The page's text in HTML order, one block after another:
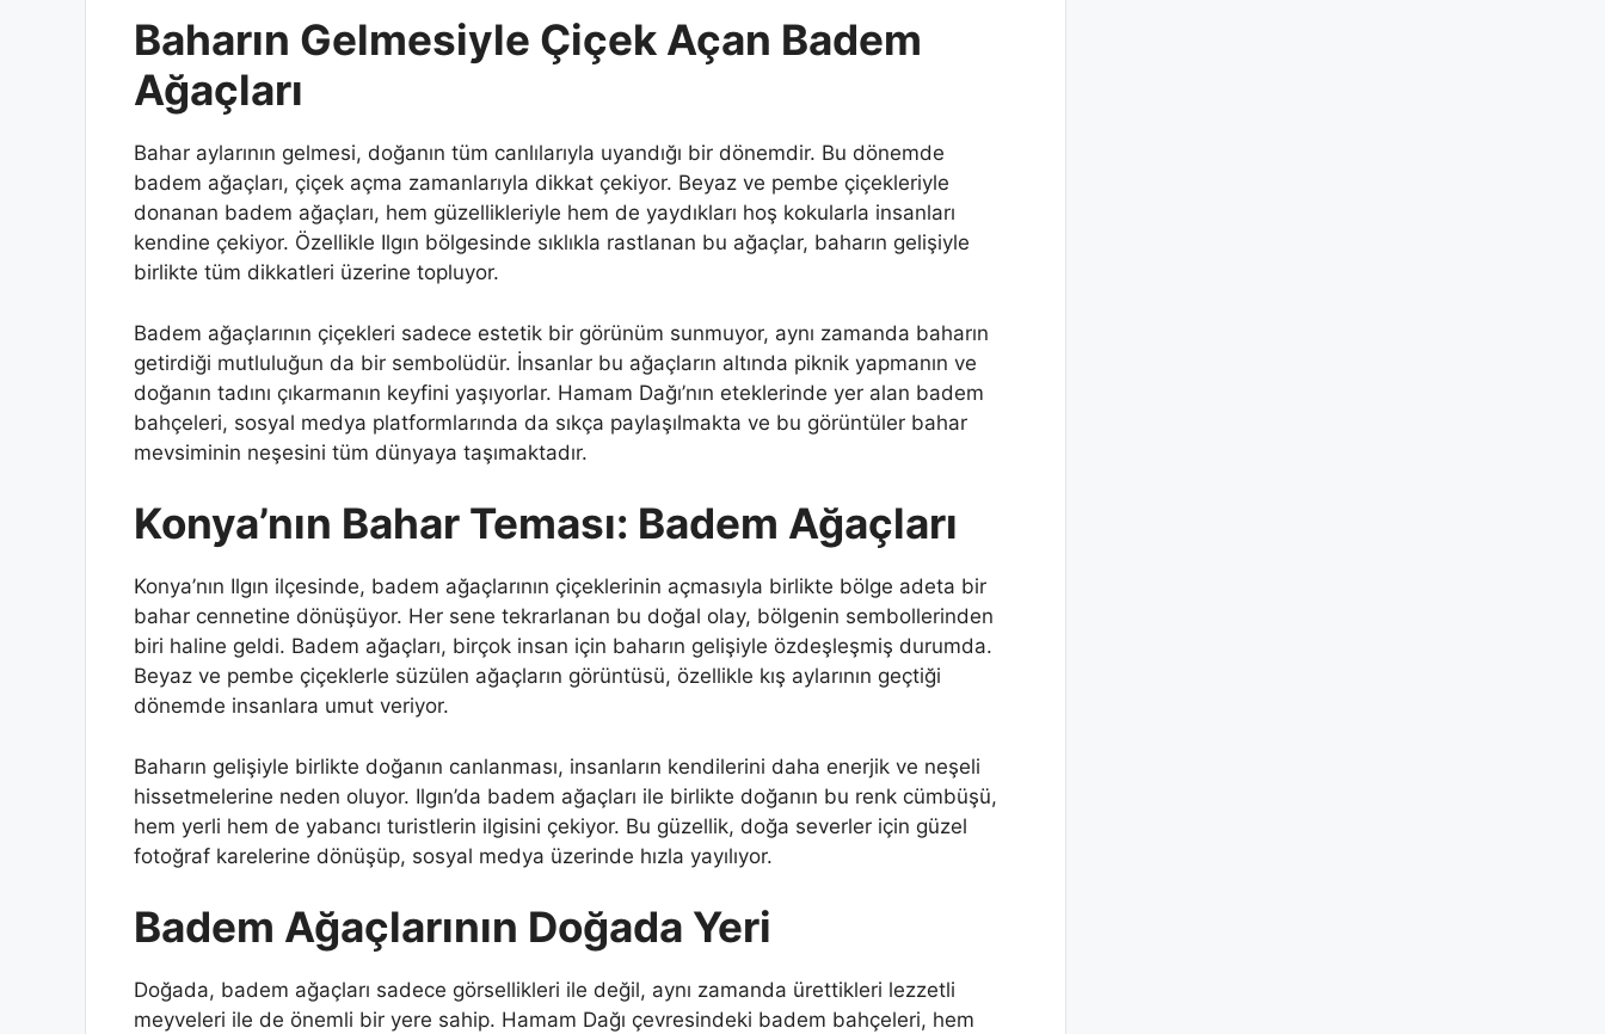
Baharın Gelmesiyle Çiçek Açan Badem
Ağaçları
Bahar aylarının gelmesi, doğanın tüm canlılarıyla uyandığı bir dönemdir. Bu dönemde
badem ağaçları, çiçek açma zamanlarıyla dikkat çekiyor. Beyaz ve pembe çiçekleriyle
donanan badem ağaçları, hem güzellikleriyle hem de yaydıkları hoş kokularla insanları
kendine çekiyor. Özellikle Ilgın bölgesinde sıklıkla rastlanan bu ağaçlar, baharın gelişiyle
birlikte tüm dikkatleri üzerine topluyor.
Badem ağaçlarının çiçekleri sadece estetik bir görünüm sunmuyor, aynı zamanda baharın
getirdiği mutluluğun da bir sembolüdür. İnsanlar bu ağaçların altında piknik yapmanın ve
doğanın tadını çıkarmanın keyfini yaşıyorlar. Hamam Dağı’nın eteklerinde yer alan badem
bahçeleri, sosyal medya platformlarında da sıkça paylaşılmakta ve bu görüntüler bahar
mevsiminin neşesini tüm dünyaya taşımaktadır.
Konya’nın Bahar Teması: Badem Ağaçları
Konya’nın Ilgın ilçesinde, badem ağaçlarının çiçeklerinin açmasıyla birlikte bölge adeta bir
bahar cennetine dönüşüyor. Her sene tekrarlanan bu doğal olay, bölgenin sembollerinden
biri haline geldi. Badem ağaçları, birçok insan için baharın gelişiyle özdeşleşmiş durumda.
Beyaz ve pembe çiçeklerle süzülen ağaçların görüntüsü, özellikle kış aylarının geçtiği
dönemde insanlara umut veriyor.
Baharın gelişiyle birlikte doğanın canlanması, insanların kendilerini daha enerjik ve neşeli
hissetmelerine neden oluyor. Ilgın’da badem ağaçları ile birlikte doğanın bu renk cümbüşü,
hem yerli hem de yabancı turistlerin ilgisini çekiyor. Bu güzellik, doğa severler için güzel
fotoğraf karelerine dönüşüp, sosyal medya üzerinde hızla yayılıyor.
Badem Ağaçlarının Doğada Yeri
Doğada, badem ağaçları sadece görsellikleri ile değil, aynı zamanda ürettikleri lezzetli
meyveleri ile de önemli bir yere sahip. Hamam Dağı çevresindeki badem bahçeleri, hem